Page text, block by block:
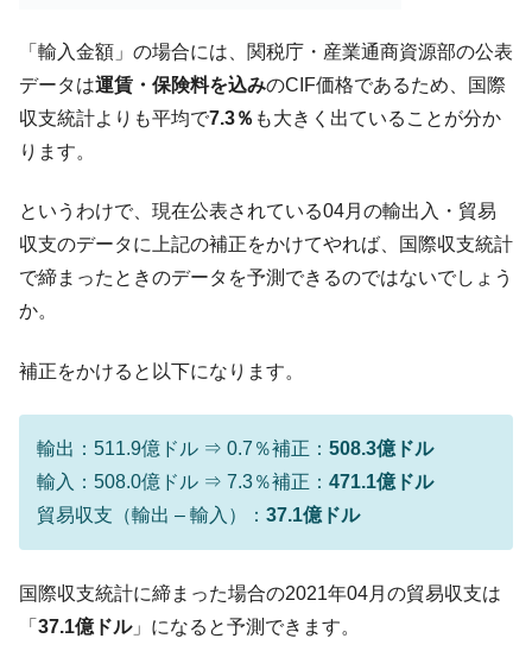
「輸入金額」の場合には、関税庁・産業通商資源部の公表
データは運賃・保険料を込みのCIF価格であるため、国際
収支統計よりも平均で7.3％ も大きく出ていることが分か
ります。
というわけで、現在公表されている04月の輸出入・貿易
収支のデータに上記の補正をかけてやれば、国際収支統計
で締まったときのデータを予測できるのではないでしょう
か。
補正をかけると以下になります。
輸出：511.9億ドル ⇒ 0.7％補正： 508.3億ドル
輸入：508.0億ドル ⇒ 7.3％補正： 471.1億ドル
貿易収支（輸出 – 輸入）： 37.1億ドル
国際収支統計に締まった場合の2021年04月の貿易収支は
「 37.1億ドル」になると予測できます。